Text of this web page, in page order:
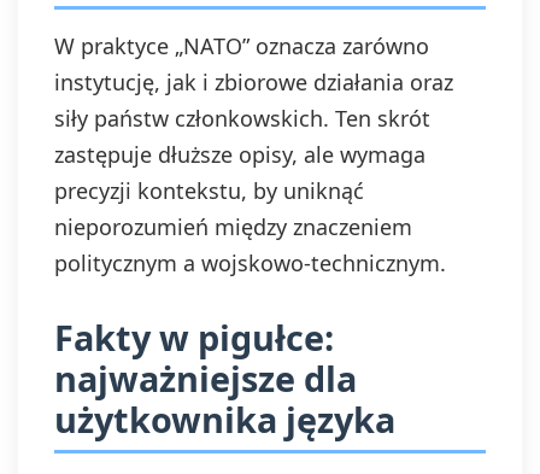
W praktyce „NATO” oznacza zarówno
instytucję, jak i zbiorowe działania oraz
siły państw członkowskich. Ten skrót
zastępuje dłuższe opisy, ale wymaga
precyzji kontekstu, by uniknąć
nieporozumień między znaczeniem
politycznym a wojskowo-technicznym.
Fakty w pigułce:
najważniejsze dla
użytkownika języka